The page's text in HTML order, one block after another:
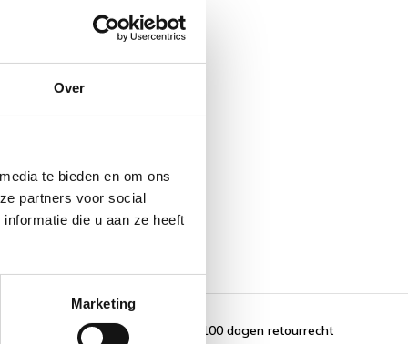
Over
te bieden en om ons
partners voor social
die u aan ze heeft
Marketing
100 dagen retourrecht